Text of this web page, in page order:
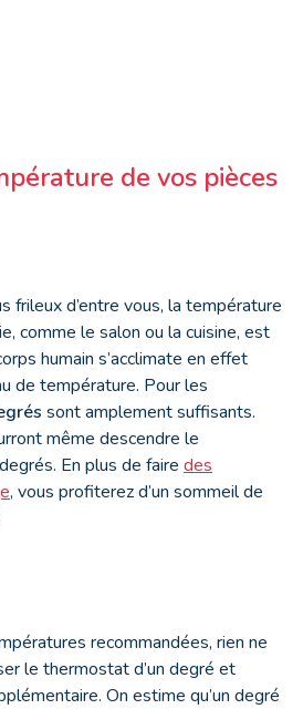
de vos pièces
frileux d’entre vous, la température
comme le salon ou la cuisine, est
humain s’acclimate en effet
de température. Pour les
sont amplement suffisants.
même descendre le
En plus de faire des
, vous profiterez d’un sommeil de
recommandées, rien ne
le thermostat d’un degré et
On estime qu’un degré